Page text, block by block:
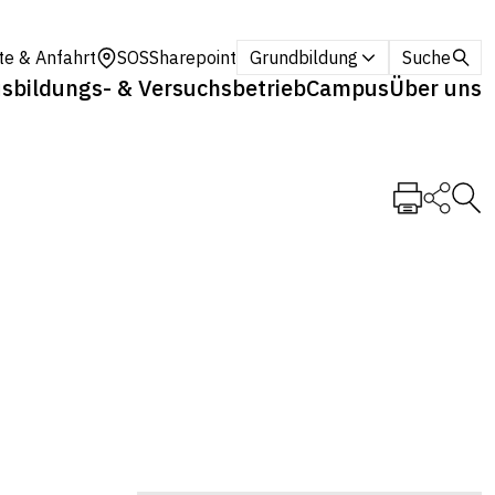
& Anfahrt SOSSharepoint Grundbildung Suche
& VersuchsbetriebCampusÜber uns